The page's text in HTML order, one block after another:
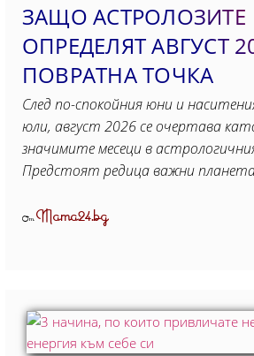
ЗАЩО АСТРОЛОЗИТЕ
ОПРЕДЕЛЯТ АВГУСТ
ПОВРАТНА ТОЧКА
След по-спокойния юни и
юли, август 2026 се очертава
значимите месеци в
Предстоят редица важни
ОтMama24.bg